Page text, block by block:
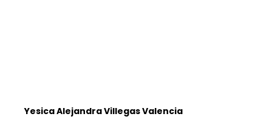
YesicaAlejandra Villegas Valencia